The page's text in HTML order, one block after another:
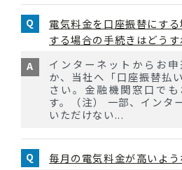
電気料金を口座振替にす
する場合の手続きはどう
インターネットからお申
か、当社へ「口座振替払
さい。金融機関窓口で
す。（注） 一部、インタ
いただけない...
毎月の電気料金が高いよ